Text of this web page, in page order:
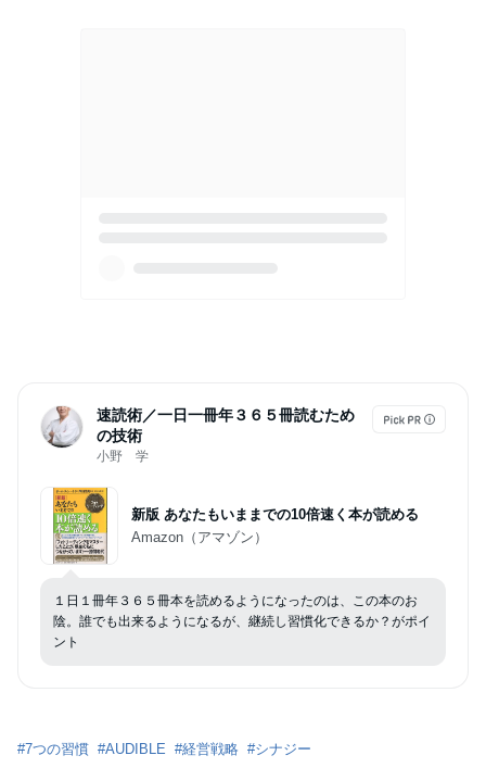
速読術／一日一冊年３６５冊読むため
の技術
小野 学
新版 あなたもいままでの10倍速く本が読める
Amazon（アマゾン）
１日１冊年３６５冊本を読めるようになったのは、この本のお
陰。誰でも出来るようになるが、継続し習慣化できるか？がポイ
ント
#7つの習慣 #AUDIBLE #経営戦略 #シナジー